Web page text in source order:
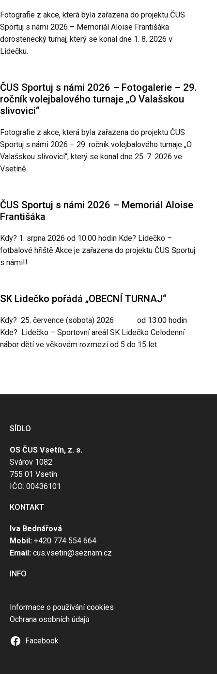
Fotografie z akce, která byla zařazena do projektu ČUS
Sportuj s námi 2026 – Memoriál Aloise Františáka
dorostenecký turnaj, který se konal dne 1. 8. 2026 v
Lidečku.
ČUS Sportuj s námi 2026 – Fotogalerie – 29.
ročník volejbalového turnaje „O Valašskou
slivovici“
Fotografie z akce, která byla zařazena do projektu ČUS
Sportuj s námi 2026 – 29. ročník volejbalového turnaje „O
Valašskou slivovici“, který se konal dne 25. 7. 2026 ve
Vsetíně.
ČUS Sportuj s námi 2026 – Memoriál Aloise
Františáka
Kdy? 1. srpna 2026 od 10:00 hodin Kde? Lidečko –
fotbalové hřiště Akce je zařazena do projektu ČUS Sportuj
s námi!!
SK Lidečko pořádá „OBECNÍ TURNAJ“
Kdy? 25. července (sobota) 2026 od 13:00 hodin
Kde? Lidečko – Sportovní areál SK Lidečko Celodenní
nábor dětí ve věkovém rozmezí od 5 do 15 let
SÍDLO
OS ČUS Vsetín, z. s.
Svárov 1082
755 01 Vsetín
IČO: 00436101
KONTAKT
Iva Bednářová
Mobil: +420 774 554 664
Email: cus.vsetin@seznam.cz
INFO
Informace o používání cookies
Ochrana osobních údajů
Facebook